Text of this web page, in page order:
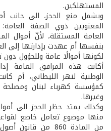
المستهلكين.
ويشمل منع الحجز، الى جانب
المعنويين ذوي الصفة
العامة المستقلة، لأنّ أموال
بنفسها أم عهدت بإدارتها إلى
لكونها أموالًا عامة وللحؤول
أكانت هذه المرافق العامة
الوطنية لنهر الليطاني، أم
كمؤسسة كهرباء لبنان
وغيرها.
وكذلك يمتد حظر الحجز الى
من المادة 860 من